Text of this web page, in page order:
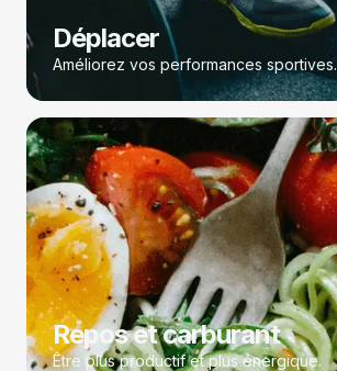
Déplacer
Améliorez vos performances sportives.
Repos et carburant
Être plus productif et plus énergique.